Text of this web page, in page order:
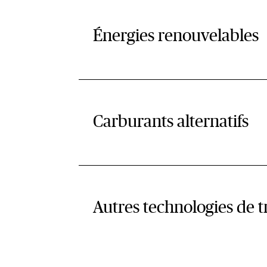
Énergies renouvelables
Carburants alternatifs
Autres technologies de